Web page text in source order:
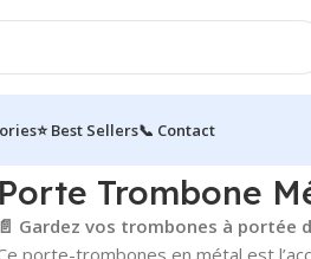
⭐ Best Sellers📞 Contact
Porte Trombone
📄 Gardez vos trombones à portée
porte-trombones en métal est